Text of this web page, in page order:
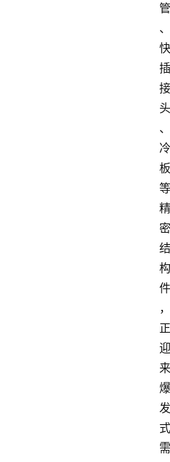
管
、
快
插
接
头
、
冷
板
等
精
密
结
构
件
，
正
迎
来
爆
发
式
需